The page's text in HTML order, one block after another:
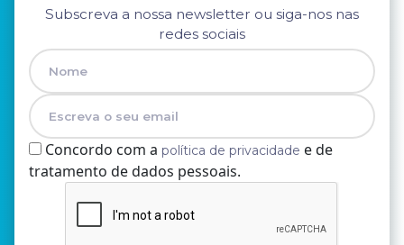
Subscreva a nossa newsletter ou siga-nos nas
redes sociais
Nome
E-mail
Concordo com a política de privacidade e de
tratamento de dados pessoais.